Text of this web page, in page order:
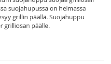
suojahupussa on helmassa
grillin päällä. Suojahuppu
grilliosan päälle.